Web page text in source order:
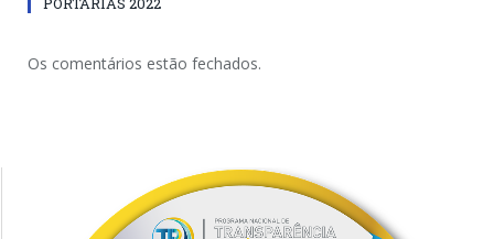
Os comentários estão fechados.